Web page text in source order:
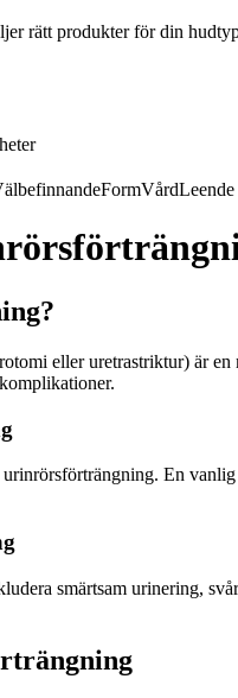
rätt produkter för din
FormVårdLeende
eller uretrastriktur) är
En
smärtsam urinering,